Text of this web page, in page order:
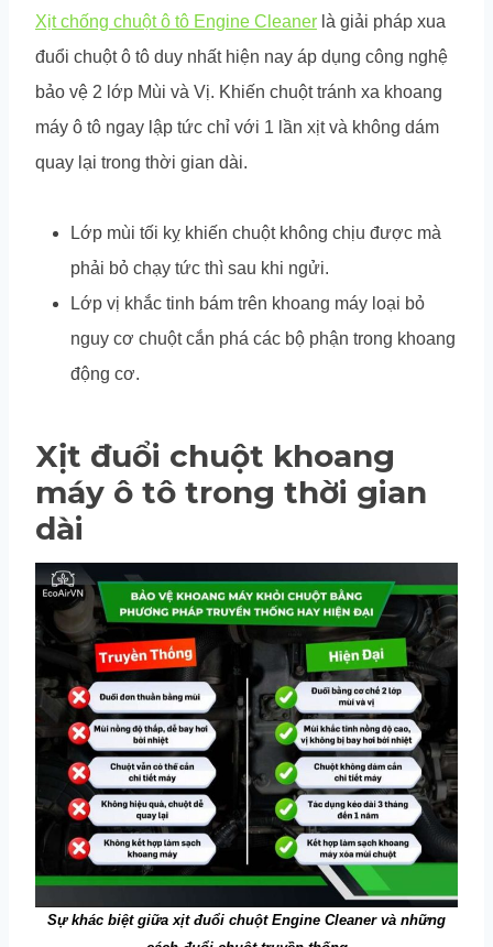
Xịt chống chuột ô tô Engine Cleaner là giải pháp xua
đuổi chuột ô tô duy nhất hiện nay áp dụng công nghệ
bảo vệ 2 lớp Mùi và Vị. Khiến chuột tránh xa khoang
máy ô tô ngay lập tức chỉ với 1 lần xịt và không dám
quay lại trong thời gian dài.
Lớp mùi tối kỵ khiến chuột không chịu được mà
phải bỏ chạy tức thì sau khi ngửi.
Lớp vị khắc tinh bám trên khoang máy loại bỏ
nguy cơ chuột cắn phá các bộ phận trong khoang
động cơ.
Xịt đuổi chuột khoang
máy ô tô trong thời gian
dài
Sự khác biệt giữa xịt đuổi chuột Engine Cleaner và những